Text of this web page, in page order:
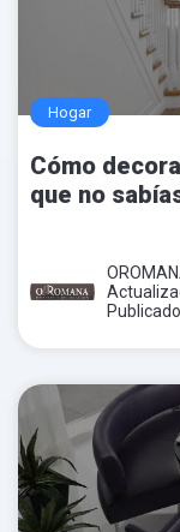
Hogar
Cómo
que no